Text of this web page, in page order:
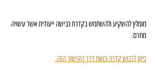
מומלץ להשקיע ולהשתמש בקדרת כבישה ייעודית אשר עשויה
מחרס.
ניתן לרכוש קדרה כזאת דרך הקישור הזה.